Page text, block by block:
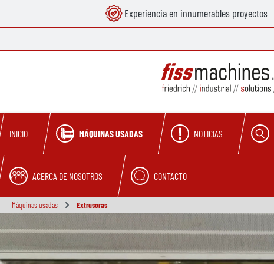
Saltar a la navegación principalExperiencia en innumerables proyectos
INICIO MÁQUINAS USADAS NOTICIAS
ACERCA DE NOSOTROS CONTACTO
Máquinas usadas Extrusoras